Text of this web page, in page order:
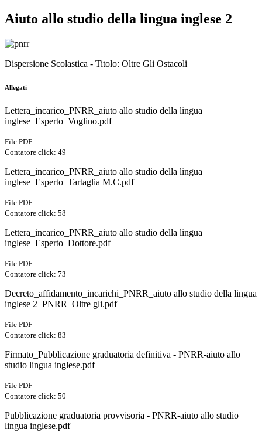
Aiuto allo studio della lingua inglese 2
Dispersione Scolastica - Titolo: Oltre Gli Ostacoli
Allegati
Lettera_incarico_PNRR_aiuto allo studio della lingua
inglese_Esperto_Voglino.pdf
File PDF
Contatore click: 49
Lettera_incarico_PNRR_aiuto allo studio della lingua
inglese_Esperto_Tartaglia M.C.pdf
File PDF
Contatore click: 58
Lettera_incarico_PNRR_aiuto allo studio della lingua
inglese_Esperto_Dottore.pdf
File PDF
Contatore click: 73
Decreto_affidamento_incarichi_PNRR_aiuto allo studio della lingua
inglese 2_PNRR_Oltre gli.pdf
File PDF
Contatore click: 83
Firmato_Pubblicazione graduatoria definitiva - PNRR-aiuto allo
studio lingua inglese.pdf
File PDF
Contatore click: 50
Pubblicazione graduatoria provvisoria - PNRR-aiuto allo studio
lingua inglese.pdf